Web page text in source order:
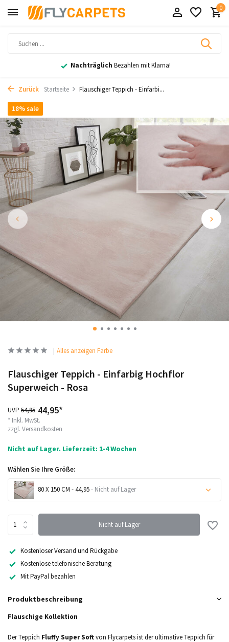
0
Nachträglich Bezahlen mit Klarna!
Zurück Startseite Flauschiger Teppich - Einfarbi...
18% sale
Alles anzeigen Farbe
Flauschiger Teppich - Einfarbig Hochflor
Superweich - Rosa
UVP 54,95 44,95*
* Inkl. MwSt.
zzgl. Versandkosten
Nicht auf Lager. Lieferzeit: 1-4 Wochen
Wählen Sie Ihre Größe:
80 X 150 CM - 44,95- Nicht auf Lager
Nicht auf Lager
Nicht auf Lager
Kostenloser Versand und Rückgabe
Kostenlose telefonische Beratung
Mit PayPal bezahlen
Produktbeschreibung
Flauschige Kollektion
Der Teppich Fluffy Super Softvon Flycarpets ist der ultimative Teppich für